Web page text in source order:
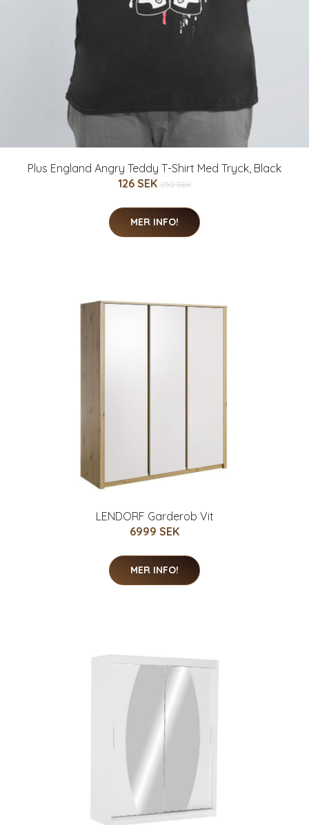
Plus England Angry Teddy T-Shirt Med Tryck, Black
126 SEK 252 SEK
MER INFO!
LENDORF Garderob Vit
6999 SEK
MER INFO!